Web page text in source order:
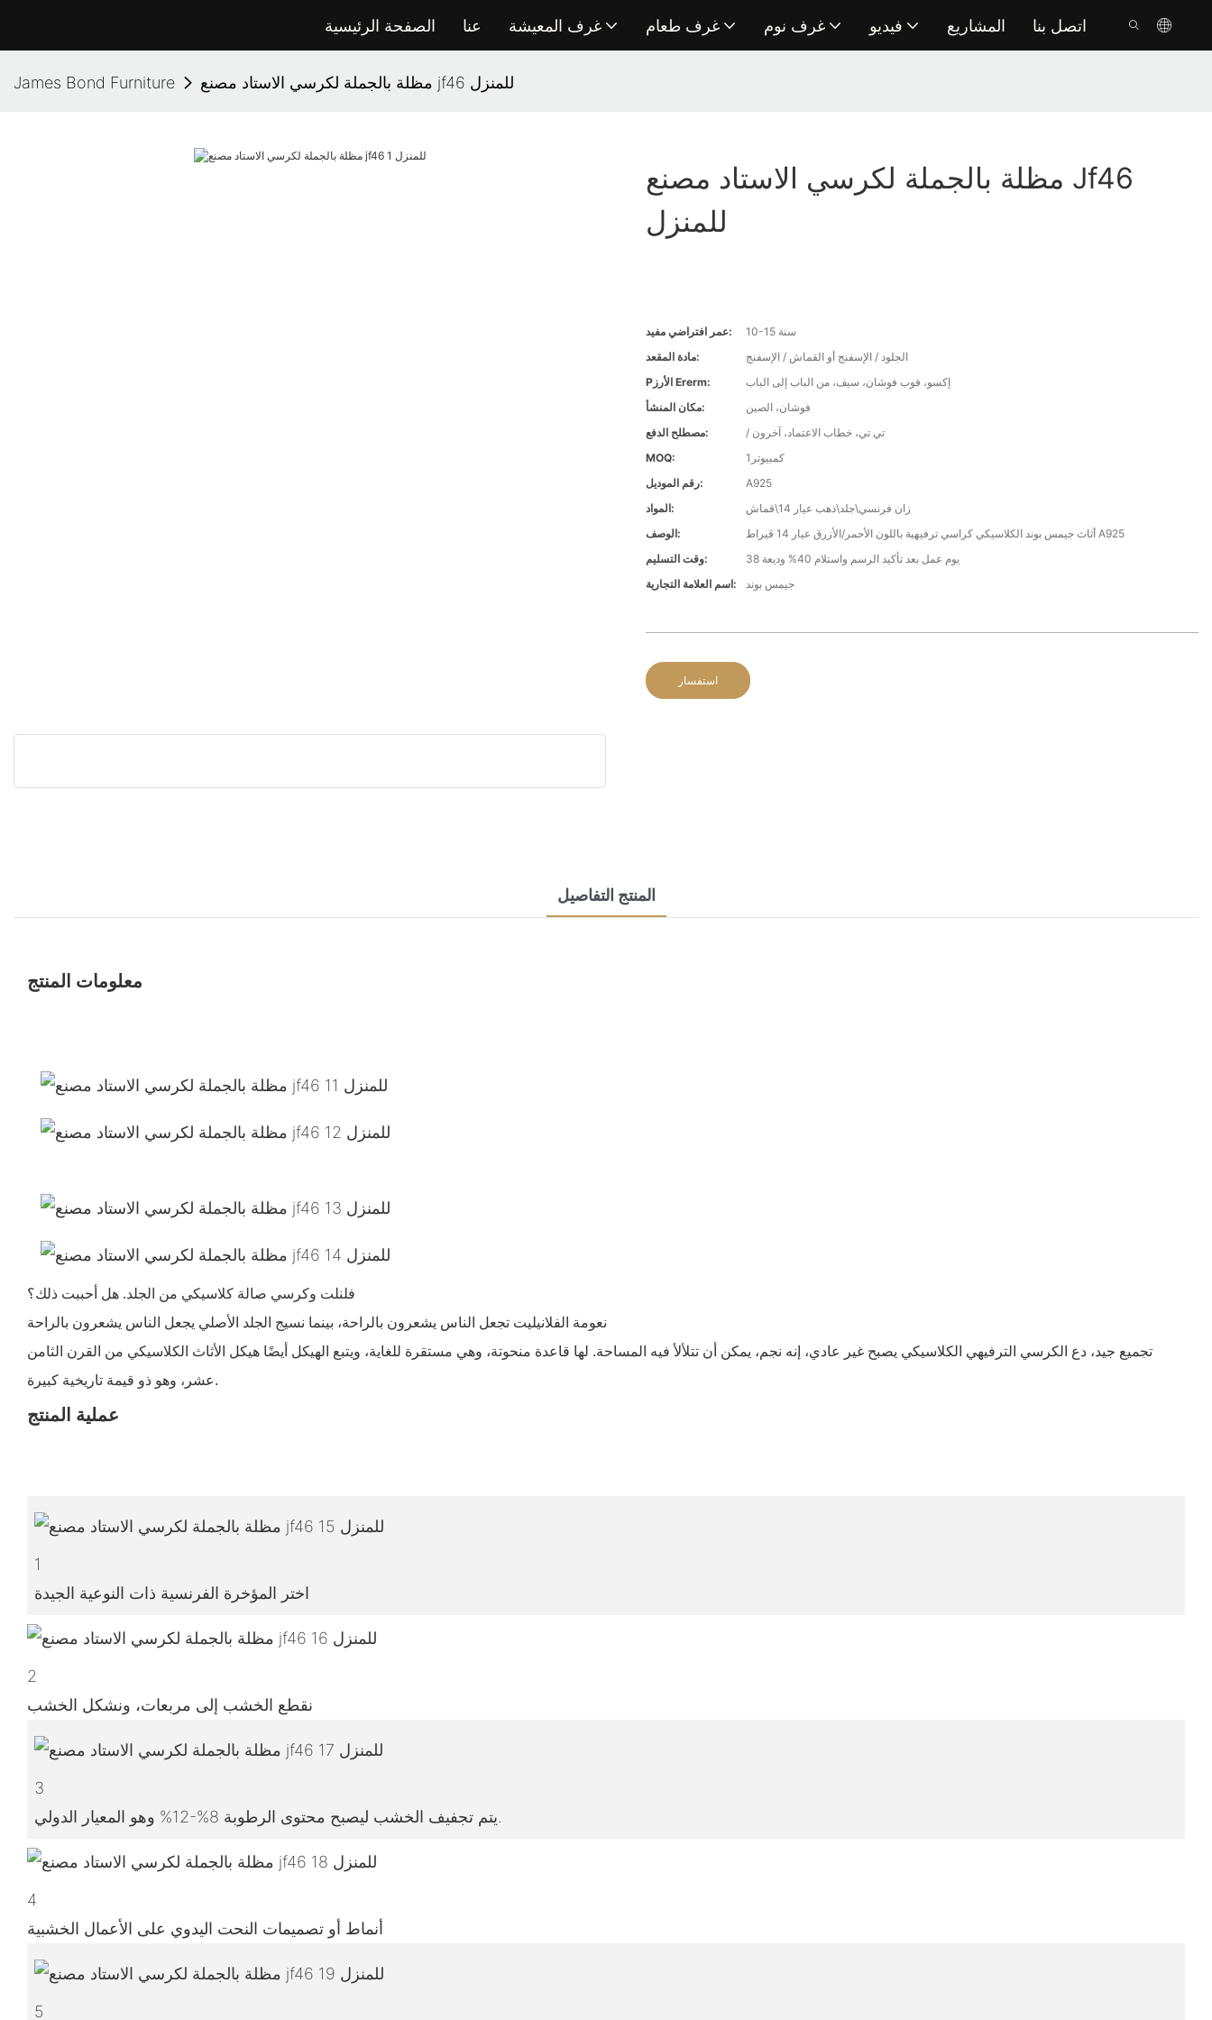
الصفحة الرئيسية عنا غرف المعيشة غرف طعام غرف نوم فيديو المشاريع اتصل بنا
James Bond Furniture مظلة بالجملة لكرسي الاستاد مصنع jf46 للمنزل
مظلة بالجملة لكرسي الاستاد مصنع Jf46
للمنزل
عمر افتراضي مفيد:
10-15 سنة
مادة المقعد:
الجلود / الإسفنج أو القماش / الإسفنج
Pالأرز Ererm:
إكسو، فوب فوشان، سيف، من الباب إلى الباب
مكان المنشأ:
فوشان، الصين
مصطلح الدفع:
/ تي تي، خطاب الاعتماد، آخرون
MOQ:
كمبيوتر1
رقم الموديل:
A925
المواد:
زان فرنسي\جلد\ذهب عيار 14\قماش
الوصف:
أثاث جيمس بوند الكلاسيكي كراسي ترفيهية باللون الأحمر/الأزرق عيار 14 قيراط A925
وقت التسليم:
38 يوم عمل بعد تأكيد الرسم واستلام 40% وديعة
اسم العلامة التجارية:
جيمس بوند
استفسار
المنتج التفاصيل
معلومات المنتج
تجميع جيد، دع الكرسي الترفيهي الكلاسيكي يصبح غير عادي، إنه نجم، يمكن أن تتلألأ فيه المساحة. لها قاعدة منحوتة، وهي مستقرة للغاية، ويتبع الهيكل أيضًا هيكل الأثاث الكلاسيكي من القرن الثامن
عشر، وهو ذو قيمة تاريخية كبيرة.
عملية المنتج
1
اختر المؤخرة الفرنسية ذات النوعية الجيدة
2
نقطع الخشب إلى مربعات، ونشكل الخشب
3
يتم تجفيف الخشب ليصبح محتوى الرطوبة 8%-12% وهو المعيار الدولي.
4
أنماط أو تصميمات النحت اليدوي على الأعمال الخشبية
5